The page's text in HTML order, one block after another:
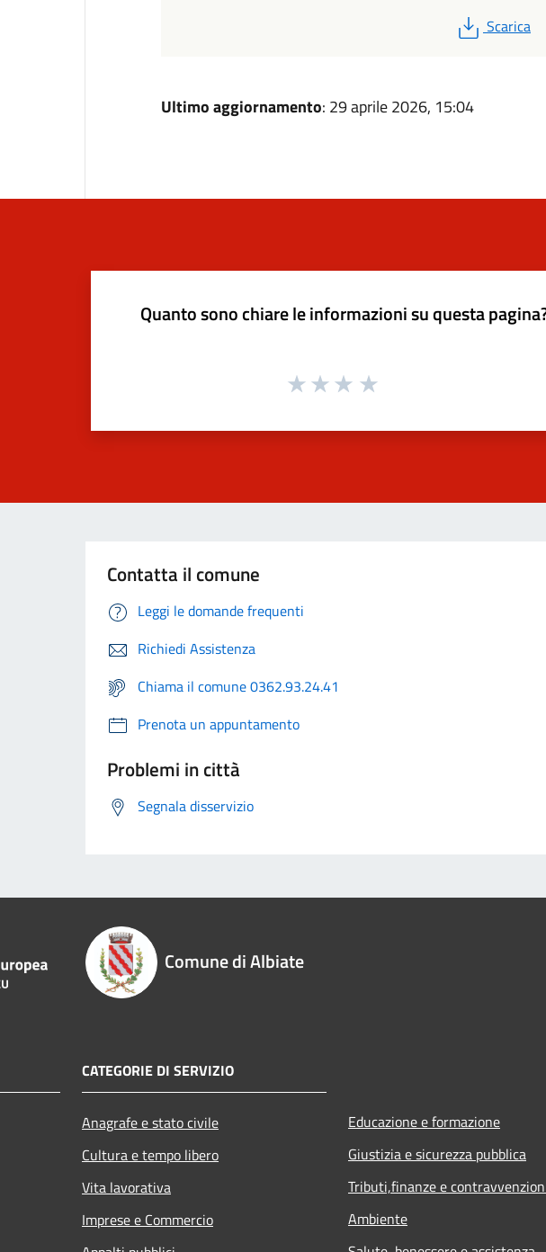
PDF
Scarica
Ultimo aggiornamento: 29 aprile 2026, 15:04
Quanto sono chiare le informazioni su questa
Contatta il comune
Leggi le domande frequenti
Richiedi Assistenza
Chiama il comune 0362.93.24.41
Prenota un appuntamento
Problemi in città
Segnala disservizio
Comune di Albiate
CATEGORIE DI SERVIZIO
Anagrafe e stato civile
Cultura e tempo libero
Vita lavorativa
Imprese e Commercio
Educazione e formazione
Giustizia e sicurezza pubblica
Tributi,finanze e
Ambiente